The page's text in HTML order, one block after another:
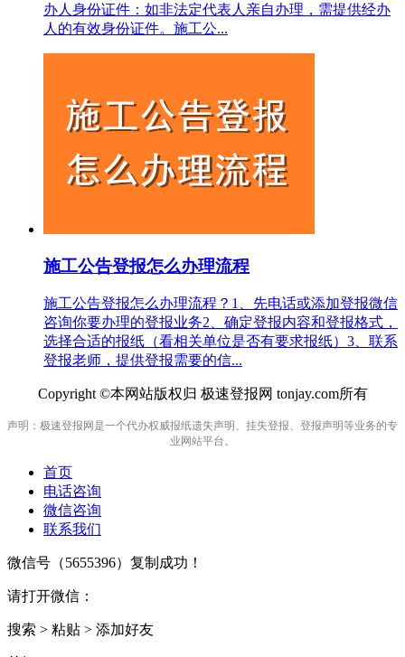
办人身份证件‌：如非法定代表人亲自办理，需提供经办
人的有效身份证件。施工公...
施工公告登报怎么办理流程
施工公告登报怎么办理流程？1、先电话或添加登报微信
咨询你要办理的登报业务2、确定登报内容和登报格式，
选择合适的报纸（看相关单位是否有要求报纸）3、联系
登报老师，提供登报需要的信...
Copyright ©本网站版权归 极速登报网 tonjay.com所有
声明：极速登报网是一个代办权威报纸遗失声明、挂失登报、登报声明等业务的专
业网站平台。
首页
电话咨询
微信咨询
联系我们
微信号（5655396）复制成功！
请打开微信：
搜索 > 粘贴 > 添加好友